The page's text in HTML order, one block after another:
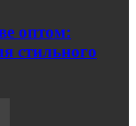
оптом:
стильного